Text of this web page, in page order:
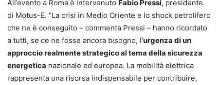
All’evento a Roma è intervenuto Fabio Pressi, presidente
di Motus-E. “La crisi in Medio Oriente e lo shock petrolifero
che ne è conseguito – commenta Pressi – hanno ricordato
a tutti, se ce ne fosse ancora bisogno, l’urgenza di un
approccio realmente strategico al tema della sicurezza
energetica nazionale ed europea. La mobilità elettrica
rappresenta una risorsa indispensabile per contribuire,